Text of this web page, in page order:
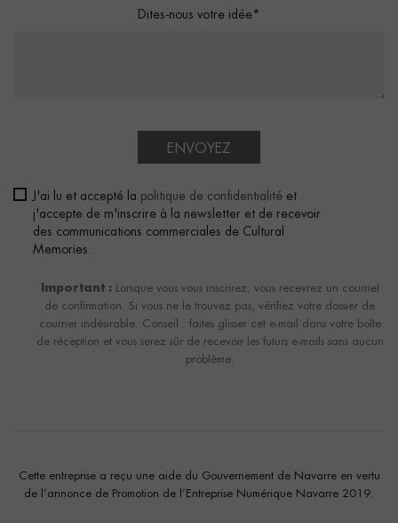
Dites-nous votre idée*
ENVOYEZ
J'ai lu et accepté la politique de confidentialité et
j'accepte de m'inscrire à la newsletter et de recevoir
des communications commerciales de Cultural
Memories.
Important : Lorsque vous vous inscrirez, vous recevrez un courriel
de confirmation. Si vous ne le trouvez pas, vérifiez votre dossier de
courrier indésirable. Conseil : faites glisser cet e-mail dans votre boîte
de réception et vous serez sûr de recevoir les futurs e-mails sans aucun
problème.
Cette entreprise a reçu une aide du Gouvernement de Navarre en vertu
de l’annonce de Promotion de l’Entreprise Numérique Navarre 2019.